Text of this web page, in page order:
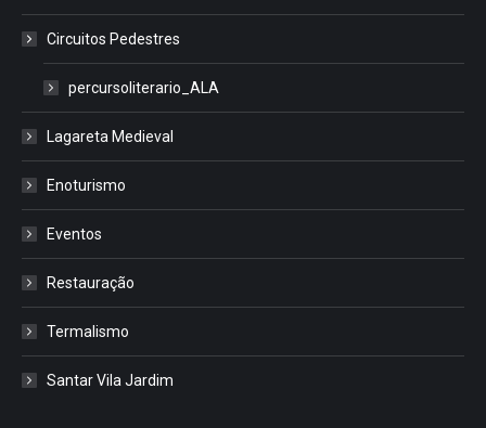
Circuitos Pedestres
percursoliterario_ALA
Lagareta Medieval
Enoturismo
Eventos
Restauração
Termalismo
Santar Vila Jardim